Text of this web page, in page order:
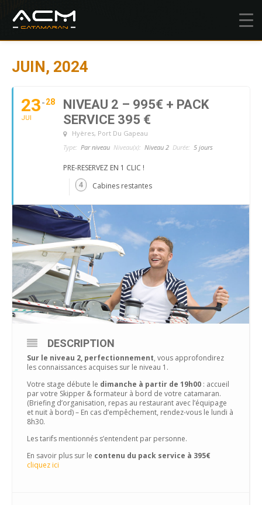
JUIN, 2024
23
JUI
28
NIVEAU 2 – 995€ + PACK
SERVICE 395 €
Hyères, Port Du Gapeau
Type: Par niveau Niveau(x): Niveau 2 Durée: 5 jours
PRE-RESERVEZ EN 1 CLIC !
4 Cabines restantes
DESCRIPTION
Sur le niveau 2, perfectionnement, vous approfondirez
les connaissances acquises sur le niveau 1.
Votre stage débute le dimanche à partir de 19h00 : accueil
par votre Skipper & formateur à bord de votre catamaran.
(Briefing d’organisation, repas au restaurant avec l’équipage
et nuit à bord) – En cas d’empêchement, rendez-vous le lundi à
8h30.
Les tarifs mentionnés s’entendent par personne.
En savoir plus sur le contenu du pack service à 395€
cliquez ici